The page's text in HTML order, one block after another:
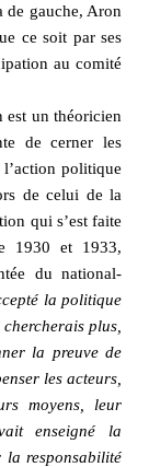
de gauche, Aron
ce soit par ses
au comité
est un théoricien
de cerner les
politique
de celui de la
qui s’est faite
1930 et 1933,
du national-
la politique
plus,
la preuve de
les acteurs,
moyens, leur
enseigné la
la responsabilité